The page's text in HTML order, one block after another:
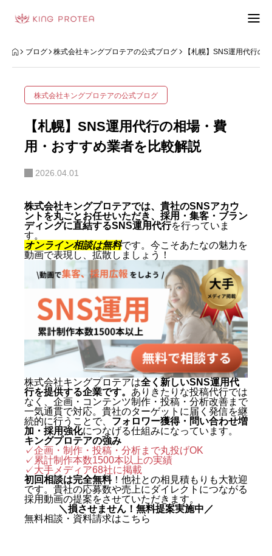
会社概要
利用規約
お問い合わせフォーム
お客様の声
動画制作事例
動画制作事例 会社概要 お問い合わせ
ブログ 株式会社キングプロテアの公式ブログ 【札幌】SNS運用代行の
株式会社キングプロテアの公式ブログ
【札幌】SNS運用代行の相場・費
用・おすすめ業者を比較解説
2026.04.01
株式会社キングプロテアでは、貴社のSNSアカウ
ントを丸ごとお任せいただき、採用・集客・ブラン
ディングに直結するSNS運用代行を行っていま
す。
オンライン相談は無料です。今こそあたなの魅力を
動画で表現し、拡散しましょう！
株式会社キングプロテアは全く新しいSNS運用代
行を提供する企業です。 ありきたりな投稿代行では
なく、企画・コンテンツ制作・投稿・分析改善まで
一気通貫で対応。貴社のターゲットに届く発信を継
続的に行うことで、 フォロワー獲得・問い合わせ増
加・採用強化につなげる仕組みになっています。
キングプロテアの強み
✓企画・制作・投稿・分析まで丸投げOK
✓累計制作本数1500本以上の実績
✓大手メディア68社に掲載
初回相談は完全無料！他社との相見積もりも大歓迎
です。貴社の応募数や売上にダイレクトにつながる
採用動画の提案をさせていただきます。
＼損させません！無料提案実施中／
無料相談・資料請求はこちら